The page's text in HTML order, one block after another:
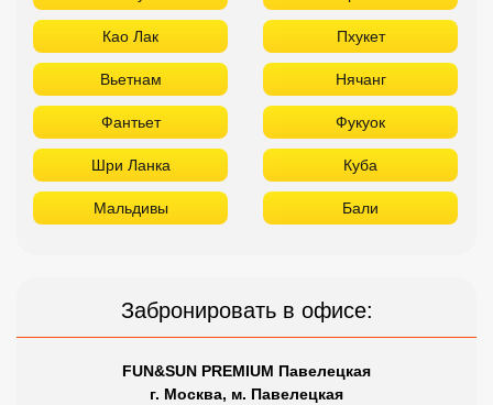
Као Лак Пхукет
Вьетнам Нячанг
Фантьет Фукуок
Шри Ланка Куба
Мальдивы Бали
Забронировать в офисе:
FUN&SUN PREMIUM Павелецкая
г. Москва, м. Павелецкая